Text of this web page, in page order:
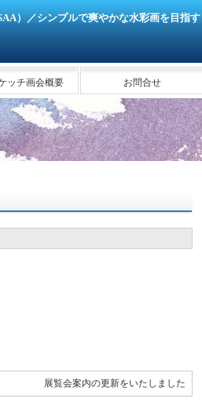
）／シンプルで爽やかな水彩画を目指す
ッチ画会概要 お問合せ
展覧会案内の更新をいたしました